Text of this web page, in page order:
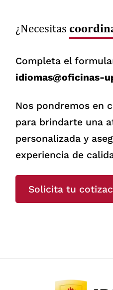
¿Necesitas
Completa el
idiomas@oficinas-
Nos pondremos en
para brindarte una
personalizada y
experiencia de
Solicita tu